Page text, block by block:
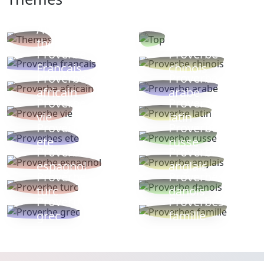
Autres
thèmes
Proverbe
Français
Proverbe
chinois
Proverbe
africain
Proverbe
arabe
Proverbe
vie
Proverbe
latin
Proverbes
ete
Proverbe
russe
Proverbe
espagnol
Proverbe
anglais
Proverbe
turc
Proverbe
danois
Proverbe
grec
Proverbes
famille